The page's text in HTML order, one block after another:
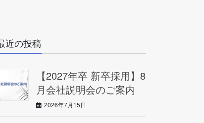
近の投稿
【2027年卒 新卒採用】8
月会社説明会のご案内
2026年7月15日